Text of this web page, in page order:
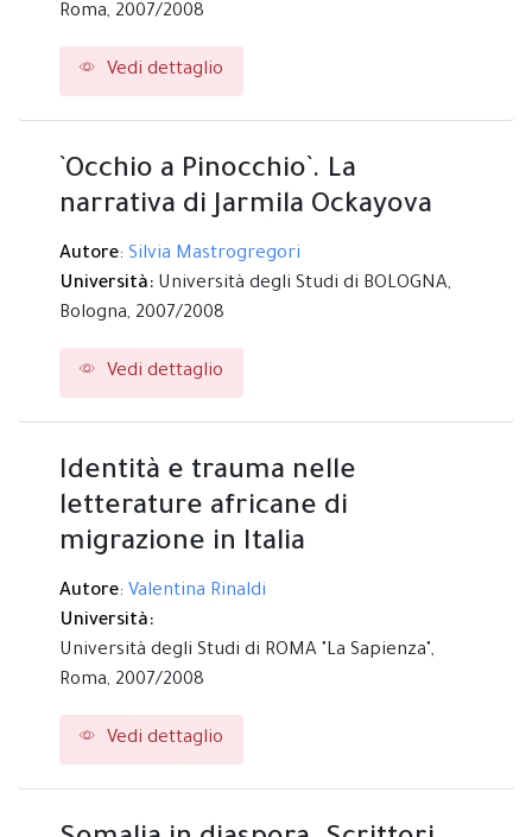
Roma, 2007/2008
Vedi dettaglio
`Occhio a Pinocchio`. La
narrativa di Jarmila Ockayova
Autore: Silvia Mastrogregori
Università: Università degli Studi di BOLOGNA,
Bologna, 2007/2008
Vedi dettaglio
Identità e trauma nelle
letterature africane di
migrazione in Italia
Autore: Valentina Rinaldi
Università:
Università degli Studi di ROMA "La Sapienza",
Roma, 2007/2008
Vedi dettaglio